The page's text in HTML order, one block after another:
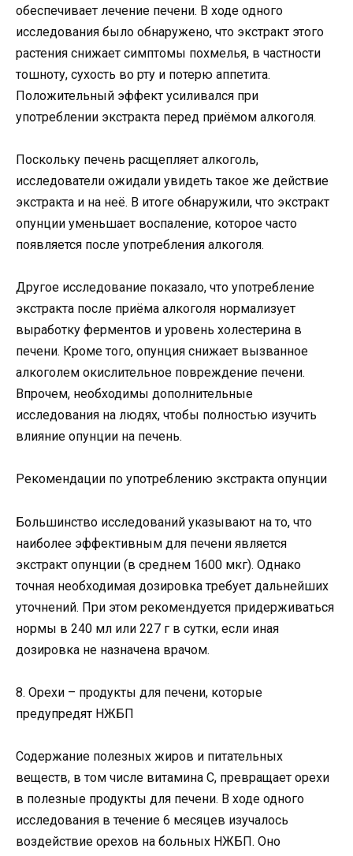
обеспечивает лечение печени. В ходе одного
исследования было обнаружено, что экстракт этого
растения снижает симптомы похмелья, в частности
тошноту, сухость во рту и потерю аппетита.
Положительный эффект усиливался при
употреблении экстракта перед приёмом алкоголя.
Поскольку печень расщепляет алкоголь,
исследователи ожидали увидеть такое же действие
экстракта и на неё. В итоге обнаружили, что экстракт
опунции уменьшает воспаление, которое часто
появляется после употребления алкоголя.
Другое исследование показало, что употребление
экстракта после приёма алкоголя нормализует
выработку ферментов и уровень холестерина в
печени. Кроме того, опунция снижает вызванное
алкоголем окислительное повреждение печени.
Впрочем, необходимы дополнительные
исследования на людях, чтобы полностью изучить
влияние опунции на печень.
Рекомендации по употреблению экстракта опунции
Большинство исследований указывают на то, что
наиболее эффективным для печени является
экстракт опунции (в среднем 1600 мкг). Однако
точная необходимая дозировка требует дальнейших
уточнений. При этом рекомендуется придерживаться
нормы в 240 мл или 227 г в сутки, если иная
дозировка не назначена врачом.
8. Орехи – продукты для печени, которые
предупредят НЖБП
Содержание полезных жиров и питательных
веществ, в том числе витамина C, превращает орехи
в полезные продукты для печени. В ходе одного
исследования в течение 6 месяцев изучалось
воздействие орехов на больных НЖБП. Оно